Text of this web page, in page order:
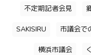
不定期記者会見
SAKISIRU 市議会で
横浜市議会